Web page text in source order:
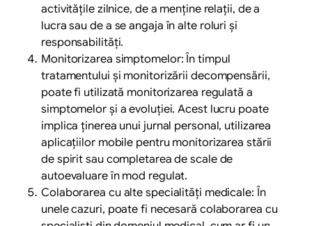
activitățile zilnice, de a menține relații, de a
lucra sau de a se angaja în alte roluri și
responsabilități.
Monitorizarea simptomelor: În timpul
tratamentului și monitorizării decompensării,
poate fi utilizată monitorizarea regulată a
simptomelor și a evoluției. Acest lucru poate
implica ținerea unui jurnal personal, utilizarea
aplicațiilor mobile pentru monitorizarea stării
de spirit sau completarea de scale de
autoevaluare în mod regulat.
Colaborarea cu alte specialități medicale: În
unele cazuri, poate fi necesară colaborarea cu